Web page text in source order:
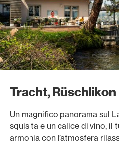
Tracht, Rüschlikon
Un magnifico panorama sul
squisita e un calice di vino, il
armonia con l’atmosfera